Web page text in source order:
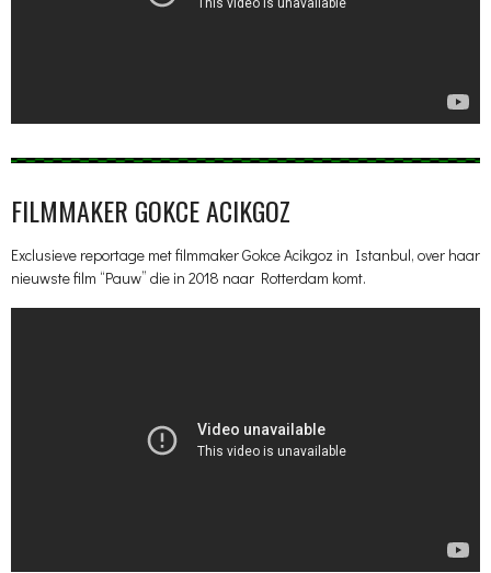
FILMMAKER GOKCE ACIKGOZ
Exclusieve reportage met filmmaker Gokce Acikgoz in Istanbul, over haar
nieuwste film “Pauw” die in 2018 naar Rotterdam komt.